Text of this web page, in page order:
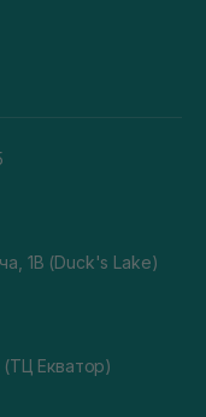
1В (Duck's Lake)
(ТЦ Екватор)